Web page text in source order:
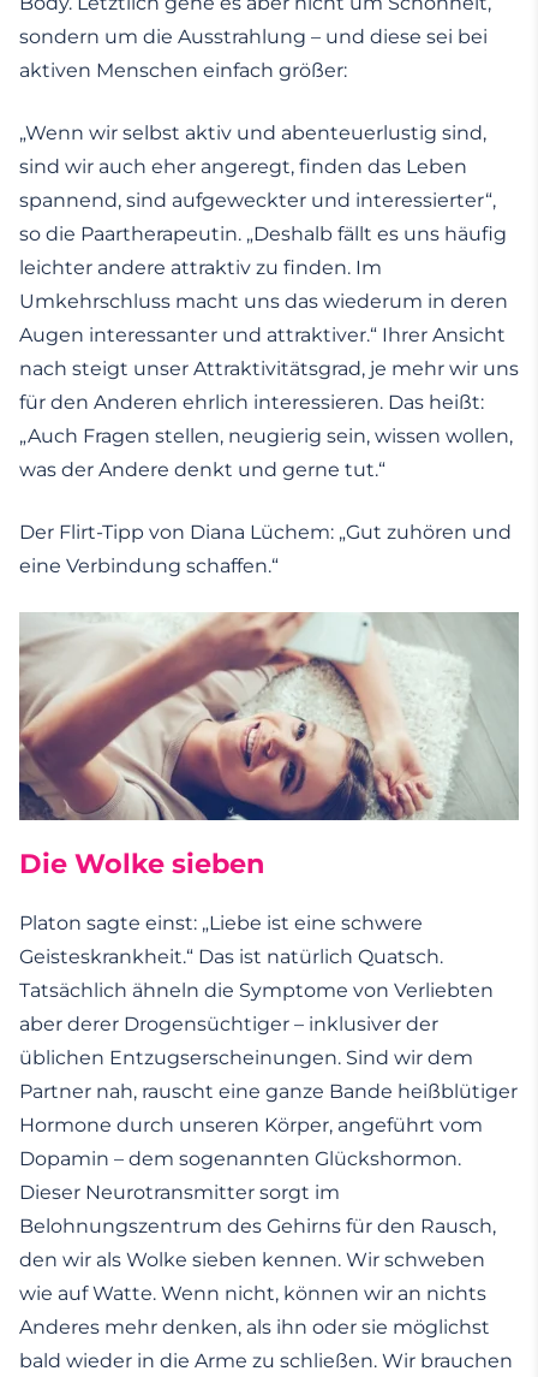
sondern um die Ausstrahlung – und diese sei bei
aktiven Menschen einfach größer:
„Wenn wir selbst aktiv und abenteuerlustig sind,
sind wir auch eher angeregt, finden das Leben
spannend, sind aufgeweckter und interessierter“,
so die Paartherapeutin. „Deshalb fällt es uns häufig
leichter andere attraktiv zu finden. Im
Umkehrschluss macht uns das wiederum in deren
Augen interessanter und attraktiver.“ Ihrer Ansicht
nach steigt unser Attraktivitätsgrad, je mehr wir uns
für den Anderen ehrlich interessieren. Das heißt:
„Auch Fragen stellen, neugierig sein, wissen wollen,
was der Andere denkt und gerne tut.“
Der Flirt-Tipp von Diana Lüchem: „Gut zuhören und
eine Verbindung schaffen.“
Die Wolke sieben
Platon sagte einst: „Liebe ist eine schwere
Geisteskrankheit.“ Das ist natürlich Quatsch.
Tatsächlich ähneln die Symptome von Verliebten
aber derer Drogensüchtiger – inklusiver der
üblichen Entzugserscheinungen. Sind wir dem
Partner nah, rauscht eine ganze Bande heißblütiger
Hormone durch unseren Körper, angeführt vom
Dopamin – dem sogenannten Glückshormon.
Dieser Neurotransmitter sorgt im
Belohnungszentrum des Gehirns für den Rausch,
den wir als Wolke sieben kennen. Wir schweben
wie auf Watte. Wenn nicht, können wir an nichts
Anderes mehr denken, als ihn oder sie möglichst
bald wieder in die Arme zu schließen. Wir brauchen